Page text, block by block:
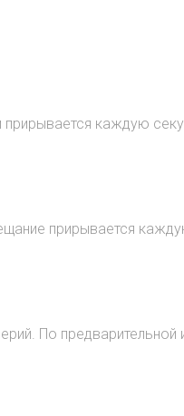
каждую
прирывается
По